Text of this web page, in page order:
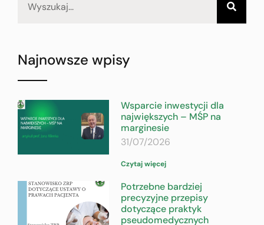
Najnowsze wpisy
Wsparcie inwestycji dla
największych – MŚP na
marginesie
31/07/2026
Czytaj więcej
Potrzebne bardziej
precyzyjne przepisy
dotyczące praktyk
pseudomedycznych